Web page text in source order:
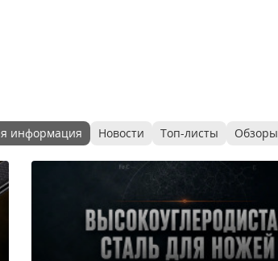
информация Новости Топ-листы Обзоры